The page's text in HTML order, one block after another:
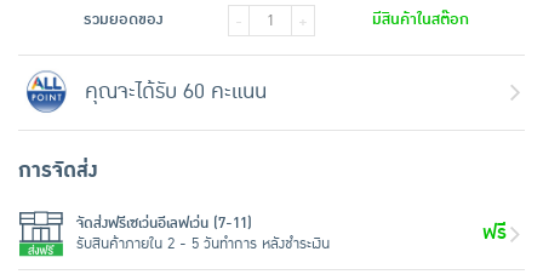
รวมยอดของ - + มีสินค้าในสต๊อก
คุณจะได้รับ 60 คะแนน
การจัดส่ง
จัดส่งฟรีเซเว่นอีเลฟเว่น (7-11)
รับสินค้าภายใน 2 - 5 วันทำการ หลังชำระเงิน
ฟรี